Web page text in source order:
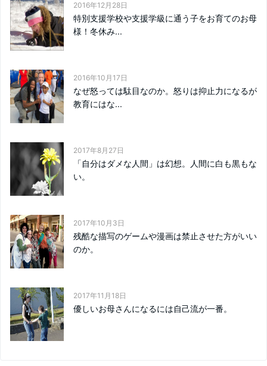
2016年12月28日
特別支援学校や支援学級に通う子をお育てのお母
様！冬休み...
2016年10月17日
なぜ怒っては駄目なのか。怒りは抑止力になるが
教育にはな...
2017年8月27日
「自分はダメな人間」は幻想。人間に白も黒もな
い。
2017年10月3日
残酷な描写のゲームや漫画は禁止させた方がいい
のか。
2017年11月18日
優しいお母さんになるには自己流が一番。